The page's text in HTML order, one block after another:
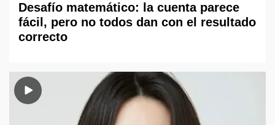
Desafío matemático: la cuenta parece
fácil, pero no todos dan con el resultado
correcto